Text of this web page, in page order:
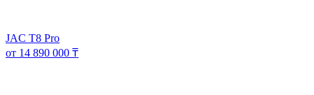
JAC T8 Pro
от 14 890 000 ₸